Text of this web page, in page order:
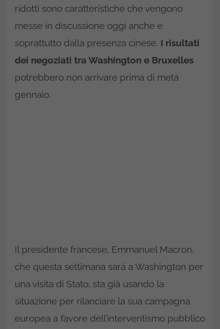
ridotti sono caratteristiche che vengono
messe in discussione oggi anche e
soprattutto dalla presenza cinese. I risultati
dei negoziati tra Washington e Bruxelles
potrebbero non arrivare prima di metà
gennaio.
Il presidente francese, Emmanuel Macron,
che questa settimana sarà a Washington per
una visita di Stato, sta già usando la
situazione per rilanciare la sua campagna
europea a favore dell’interventismo pubblico